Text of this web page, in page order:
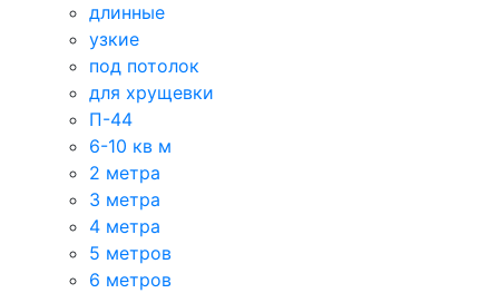
длинные
узкие
под потолок
для хрущевки
П-44
6-10 кв м
2 метра
3 метра
4 метра
5 метров
6 метров